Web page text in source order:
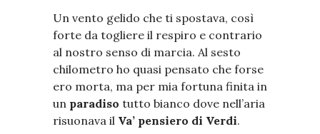
Un vento gelido che ti spostava, così
forte da togliere il respiro e contrario
al nostro senso di marcia. Al sesto
chilometro ho quasi pensato che forse
ero morta, ma per mia fortuna finita in
un paradiso tutto bianco dove nell’aria
risuonava il Va’ pensiero di Verdi.